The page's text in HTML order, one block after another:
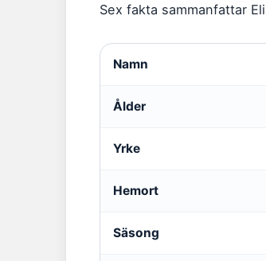
Sex fakta sammanfattar
Namn
Ålder
Yrke
Hemort
Säsong